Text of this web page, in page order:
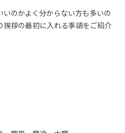
のかよく分からない方も多いの
拶の最初に入れる季語をご紹介